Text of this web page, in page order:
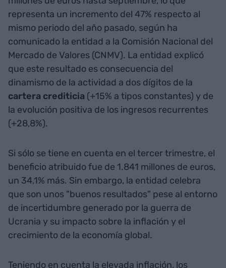
representa un incremento del 47% respecto al
mismo periodo del año pasado, según ha
comunicado la entidad a la Comisión Nacional del
Mercado de Valores (CNMV). La entidad explicó
que este resultado es consecuencia del
dinamismo de la actividad a dos dígitos de la
cartera crediticia (+15% a tipos constantes) y de
la evolución positiva de los ingresos recurrentes
(+28,8%).
Si sólo se tiene en cuenta en el tercer trimestre, el
beneficio atribuido fue de 1.841 millones de euros,
un 34,1% más. Sin embargo, la entidad celebra
que son unos "buenos resultados" pese al entorno
de incertidumbre generado por la guerra de
Ucrania y su impacto sobre la inflación y el
crecimiento de la economía global.
Teniendo en cuenta la elevada inflación, los